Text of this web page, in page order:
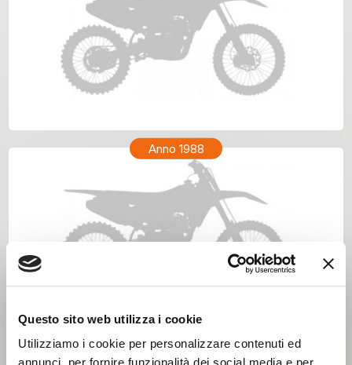
Questo sito web utilizza i cookie
Utilizziamo i cookie per personalizzare contenuti ed
annunci, per fornire funzionalità dei social media e per
Anno 1988